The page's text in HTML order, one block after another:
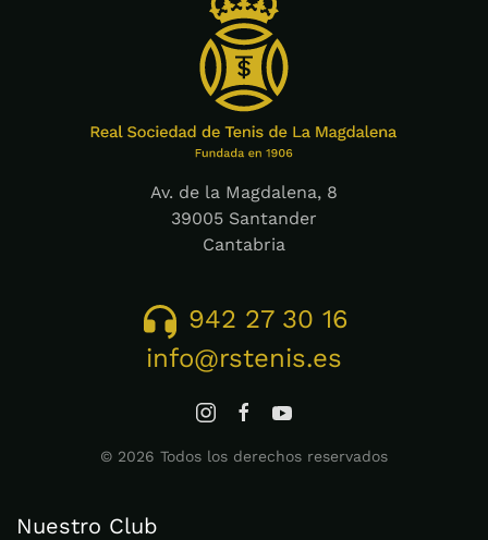
Av. de la Magdalena, 8
39005 Santander
Cantabria
942 27 30 16
info@rstenis.es
© 2026 Todos los derechos reservados
Nuestro Club